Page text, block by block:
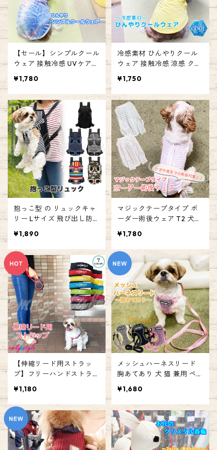
【セール】シンプルクール
ウェア 接触冷感 UVケア
ペット ドッグ 犬 ウェア 服
クールウェア 暑さ対策 ひ
んやりウェア 夏 速乾 通気
性 暑さ対策グッズ 熱中症
対策 毛抜け防止 お散歩 お
出かけ かわいい エミリー
スタイル emilystyle
¥1,780
冷感素材 ひんやりクール
ウェア 接触冷感 涼感 クー
ッグ 犬 ウェア 服 クールウ
ェア 暑さ対策 ひんやりウ
ェア 夏 速乾 通気性 ポップ
カラー 暑さ対策グッズ 熱
中症対策 お散歩 お出かけ
かわいい エミリースタイ
ル emilystyle
¥1,750
抱っこ型 の リュックキャ
リー Lサイズ 飛び出し防
こひも おんぶ スリング キ
ャリーバッグ 犬 ペット ド
ッグ キャット リュック 犬
お出かけ お散歩 エミリー
スタイル emilystyle
¥1,890
マジックテープタイプ ボ
ーダー術後ウェア T2 犬猫
ェア 介護服 ウェア ペット
犬 猫 傷口保護 避妊 去勢
皮膚病 四脚 簡単着脱 傷舐
め防止 エミリースタイル
emilystyle
¥1,780
【伸縮リード用ストラッ
プ】フリーハンドストラッ
調節可能 柔らか 痛くなり
にくい 痛くない やわらか
落下防止 伸縮リード用 散
歩 犬 犬用 両手が使える フ
リーハンド 係留 エミリー
スタイル emilystyle
¥1,180
メッシュハーネスリード
胸あてあり 犬 猫 兼用 ペッ
胸当て 胴輪 ハーネス リー
ド メッシュ お散歩 お出か
け リーダーウォーク ハー
ネスリードセット エミリ
ースタイル emilystyle
¥1,680